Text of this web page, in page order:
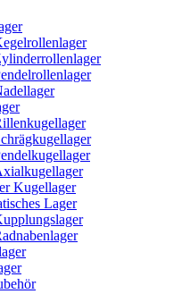
Kugellager
Lager